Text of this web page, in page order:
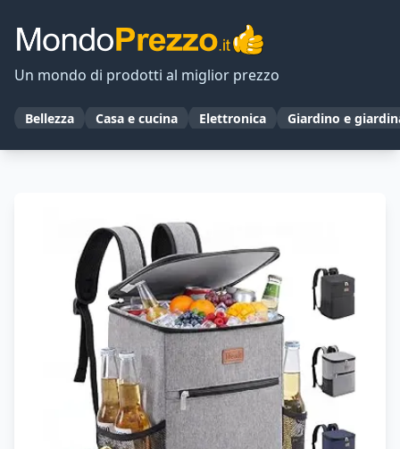
Un mondo di prodotti al miglior prezzo
Bellezza Casa e cucina Elettronica Giardino e